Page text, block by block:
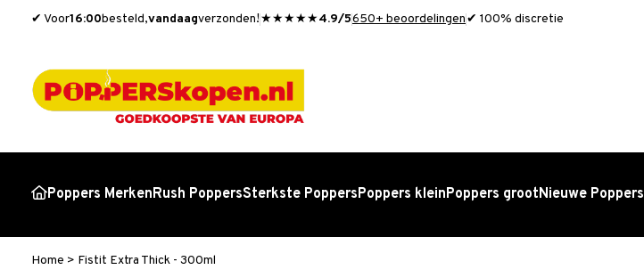
✔ Voor16:00besteld,vandaagverzonden!★★★★★4.9/5650+ beoordelingen✔ 100% discretie
Poppers MerkenRush PoppersSterkste PoppersPoppers kleinPoppers grootNieuwe Poppers
Home > Fistit Extra Thick - 300ml